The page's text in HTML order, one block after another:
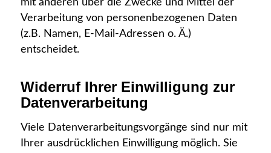
mit anderen über die Zwecke und Mittel der
Verarbeitung von personenbezogenen Daten
(z.B. Namen, E-Mail-Adressen o. Ä.)
entscheidet.
Widerruf Ihrer Einwilligung zur
Datenverarbeitung
Viele Datenverarbeitungsvorgänge sind nur mit
Ihrer ausdrücklichen Einwilligung möglich. Sie